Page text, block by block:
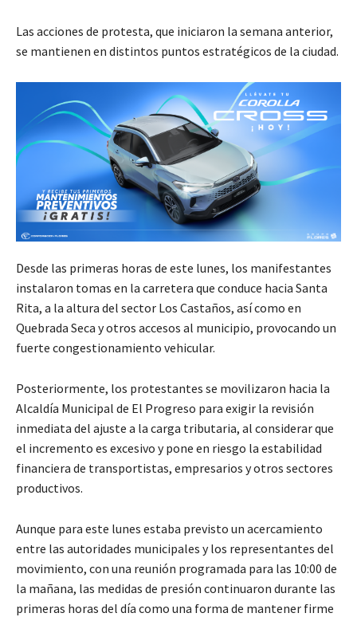
Las acciones de protesta, que iniciaron la semana anterior,
se mantienen en distintos puntos estratégicos de la ciudad.
Desde las primeras horas de este lunes, los manifestantes
instalaron tomas en la carretera que conduce hacia Santa
Rita, a la altura del sector Los Castaños, así como en
Quebrada Seca y otros accesos al municipio, provocando un
fuerte congestionamiento vehicular.
Posteriormente, los protestantes se movilizaron hacia la
Alcaldía Municipal de El Progreso para exigir la revisión
inmediata del ajuste a la carga tributaria, al considerar que
el incremento es excesivo y pone en riesgo la estabilidad
financiera de transportistas, empresarios y otros sectores
productivos.
Aunque para este lunes estaba previsto un acercamiento
entre las autoridades municipales y los representantes del
movimiento, con una reunión programada para las 10:00 de
la mañana, las medidas de presión continuaron durante las
primeras horas del día como una forma de mantener firme